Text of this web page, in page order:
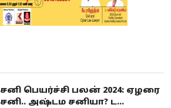
சனி பெயர்ச்சி பலன் 2024: ஏழரை
சனி.. அஷ்டம சனியா? ட...